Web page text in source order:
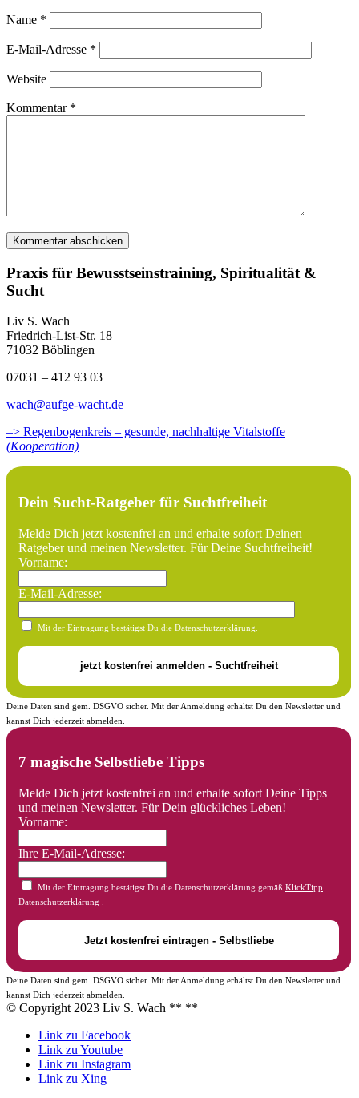
Name *
E-Mail-Adresse *
Website
Kommentar *
Praxis für Bewusstseinstraining, Spiritualität &
Sucht
Liv S. Wach
Friedrich-List-Str. 18
71032 Böblingen
07031 – 412 93 03
wach@aufge-wacht.de
–> Regenbogenkreis – gesunde, nachhaltige Vitalstoffe
(Kooperation)
Dein Sucht-Ratgeber für Suchtfreiheit
Melde Dich jetzt kostenfrei an und erhalte sofort Deinen
Ratgeber und meinen Newsletter. Für Deine Suchtfreiheit!
Vorname:
E-Mail-Adresse:
Mit der Eintragung bestätigst Du die Datenschutzerklärung.
Deine Daten sind gem. DSGVO sicher. Mit der Anmeldung erhältst Du den Newsletter und
kannst Dich jederzeit abmelden.
7 magische Selbstliebe Tipps
Melde Dich jetzt kostenfrei an und erhalte sofort Deine Tipps
und meinen Newsletter. Für Dein glückliches Leben!
Vorname:
Ihre E-Mail-Adresse:
Mit der Eintragung bestätigst Du die Datenschutzerklärung gemäß KlickTipp
Datenschutzerklärung
Deine Daten sind gem. DSGVO sicher. Mit der Anmeldung erhältst Du den Newsletter und
kannst Dich jederzeit abmelden.
© Copyright 2023 Liv S. Wach ** **
Link zu Facebook
Link zu Youtube
Link zu Instagram
Link zu Xing